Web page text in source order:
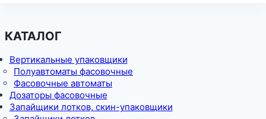
КАТАЛОГ
Вертикальные упаковщики
Полуавтоматы фасовочные
Фасовочные автоматы
Дозаторы фасовочные
Запайщики лотков, скин-упаковщики